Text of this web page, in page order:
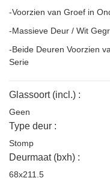
-Voorzien van Groef in
-Massieve Deur / Wit
-Beide Deuren Voorzien
Serie
Glassoort (incl.) :
Geen
Type deur :
Stomp
Deurmaat (bxh) :
68x211.5